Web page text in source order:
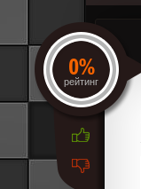
0%
рейтинг